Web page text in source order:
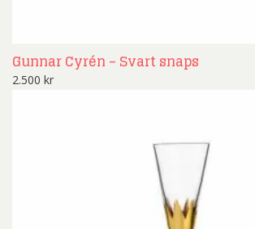
Gunnar Cyrén – Svart snaps
2.500 kr